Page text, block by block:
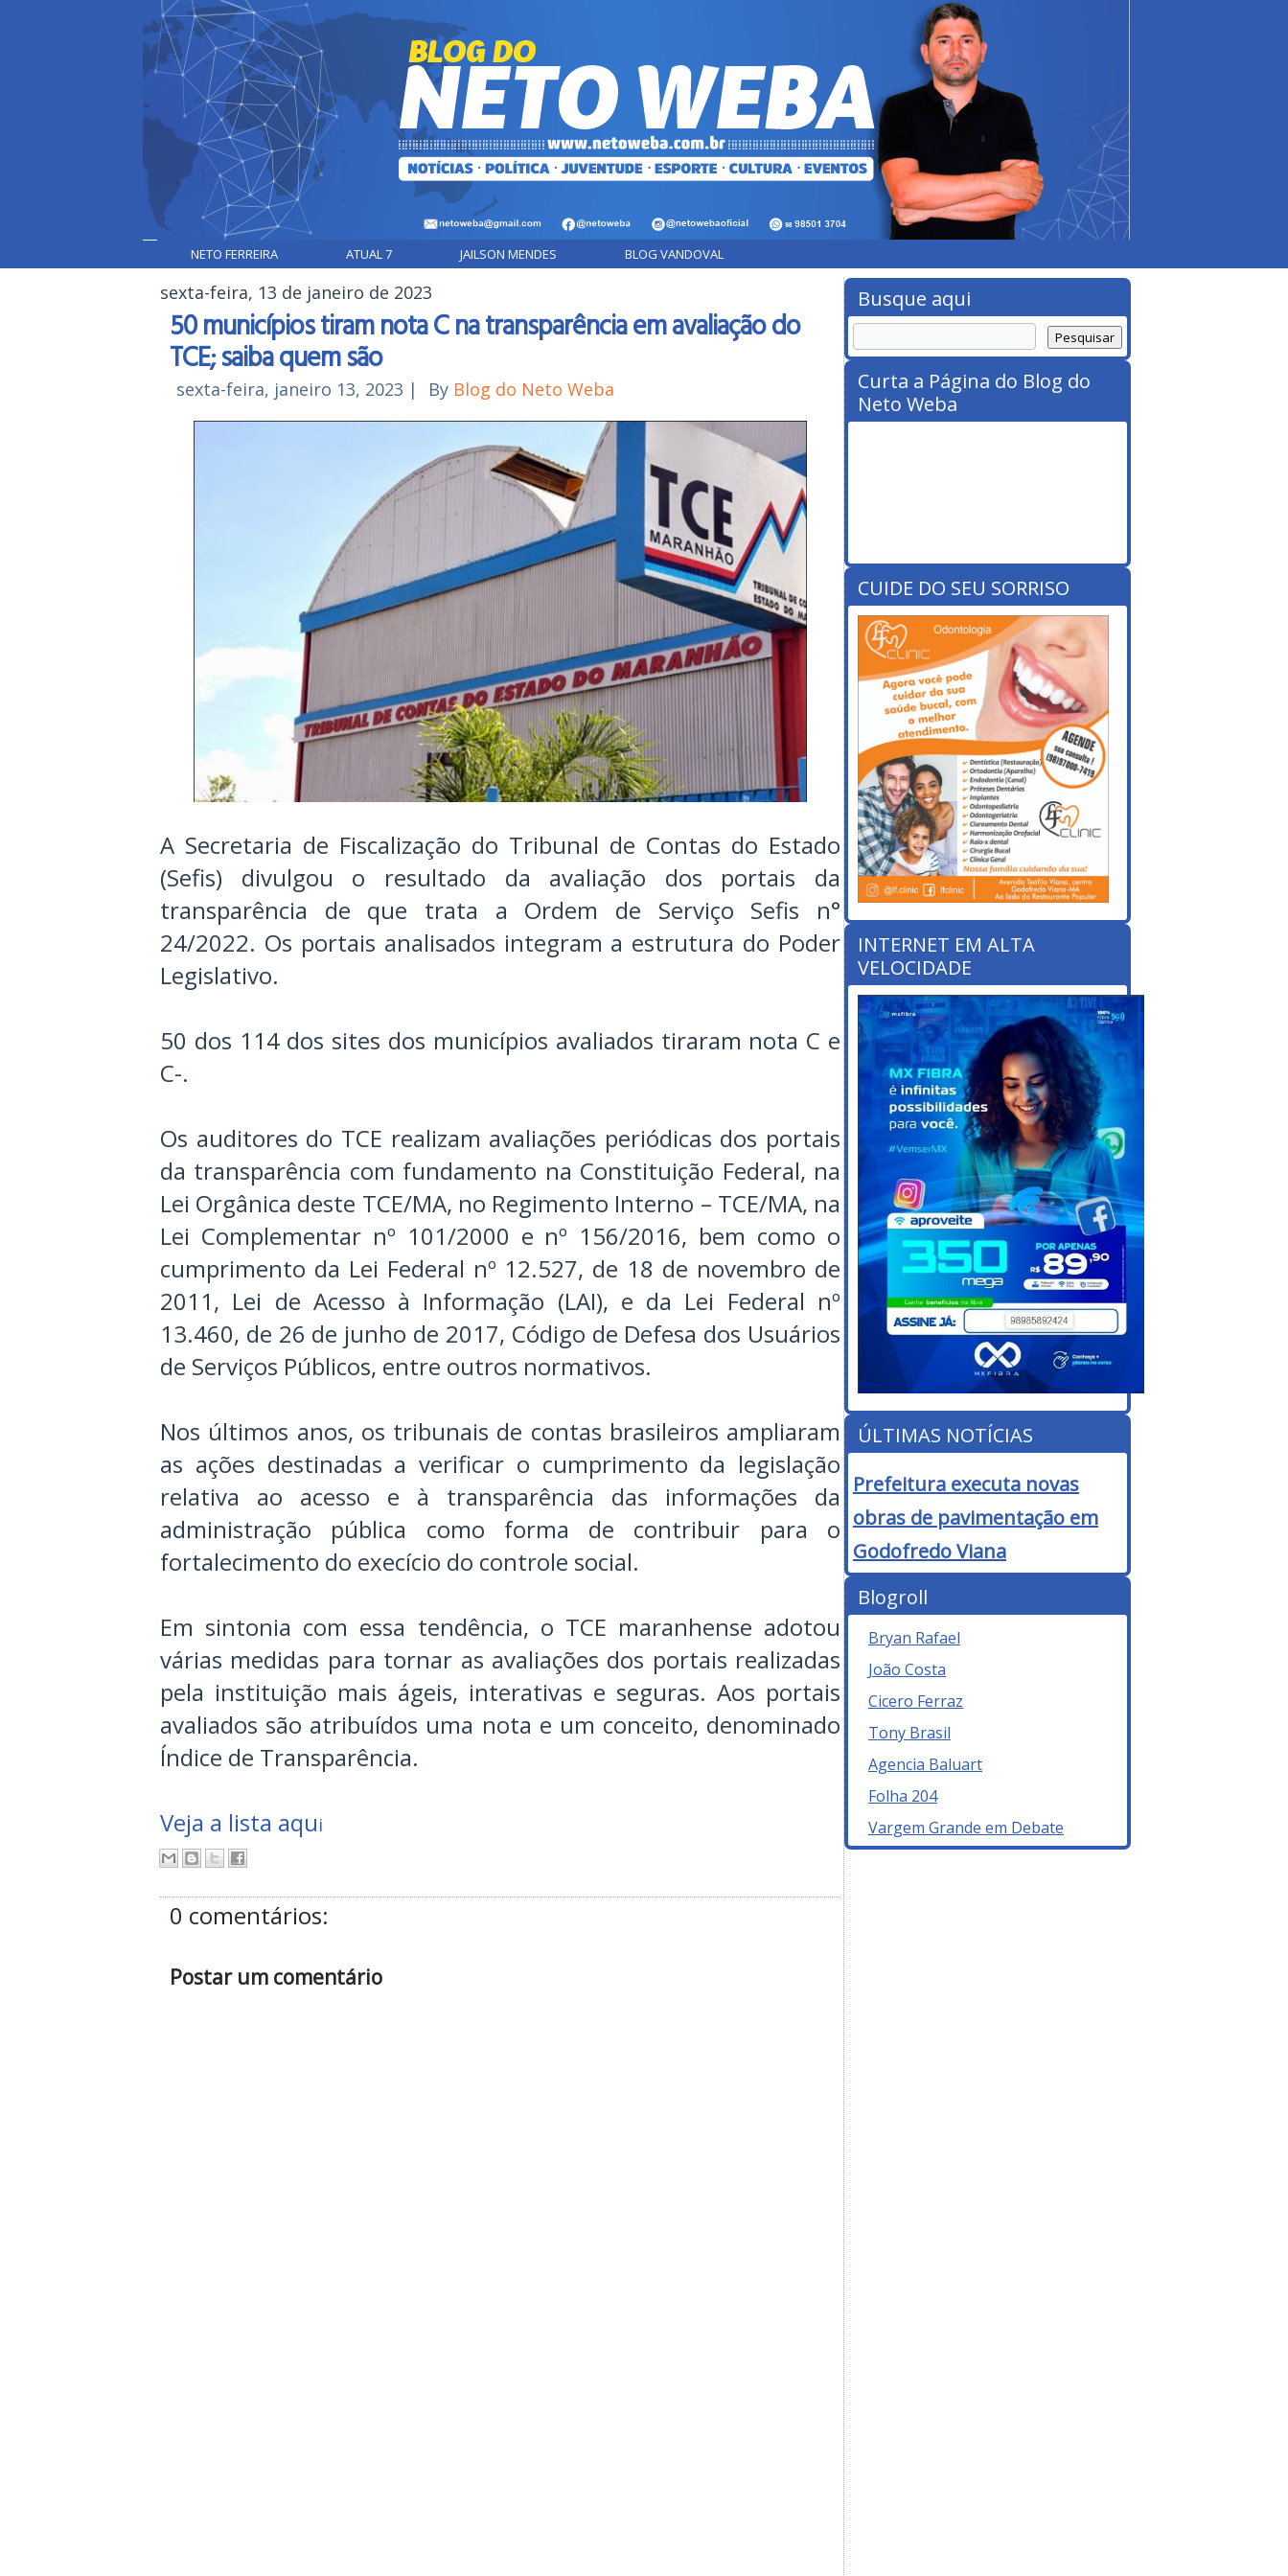
NETO FERREIRA ATUAL 7 JAILSON MENDES BLOG VANDOVAL
sexta-feira, 13 de janeiro de 2023
50 municípios tiram nota C na transparência em avaliação do
TCE; saiba quem são
sexta-feira, janeiro 13, 2023 | By Blog do Neto Weba
A Secretaria de Fiscalização do Tribunal de Contas do Estado
(Sefis) divulgou o resultado da avaliação dos portais da
transparência de que trata a Ordem de Serviço Sefis n°
24/2022. Os portais analisados integram a estrutura do Poder
Legislativo.
50 dos 114 dos sites dos municípios avaliados tiraram nota C e
C-.
Os auditores do TCE realizam avaliações periódicas dos portais
da transparência com fundamento na Constituição Federal, na
Lei Orgânica deste TCE/MA, no Regimento Interno – TCE/MA, na
Lei Complementar nº 101/2000 e nº 156/2016, bem como o
cumprimento da Lei Federal nº 12.527, de 18 de novembro de
2011, Lei de Acesso à Informação (LAI), e da Lei Federal nº
13.460, de 26 de junho de 2017, Código de Defesa dos Usuários
de Serviços Públicos, entre outros normativos.
Nos últimos anos, os tribunais de contas brasileiros ampliaram
as ações destinadas a verificar o cumprimento da legislação
relativa ao acesso e à transparência das informações da
administração pública como forma de contribuir para o
fortalecimento do execício do controle social.
Em sintonia com essa tendência, o TCE maranhense adotou
várias medidas para tornar as avaliações dos portais realizadas
pela instituição mais ágeis, interativas e seguras. Aos portais
avaliados são atribuídos uma nota e um conceito, denominado
Índice de Transparência.
Veja a lista aqui
0 comentários:
Postar um comentário
Busque aqui
Curta a Página do Blog do
Neto Weba
CUIDE DO SEU SORRISO
INTERNET EM ALTA
VELOCIDADE
ÚLTIMAS NOTÍCIAS
Prefeitura executa novas
obras de pavimentação em
Godofredo Viana
Blogroll
Bryan Rafael
João Costa
Cicero Ferraz
Tony Brasil
Agencia Baluart
Folha 204
Vargem Grande em Debate